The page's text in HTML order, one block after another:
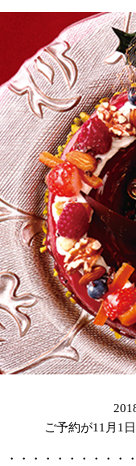
ご予約が11月1
・・・・・・・・・・